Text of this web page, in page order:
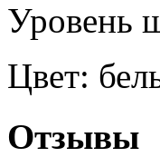
Уровень
Цвет:
Отзывы